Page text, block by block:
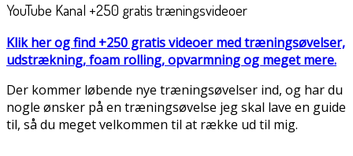
YouTube Kanal +250 gratis træningsvideoer
Klik her og find +250 gratis videoer med træningsøvelser,
udstrækning, foam rolling, opvarmning og meget mere.
Der kommer løbende nye træningsøvelser ind, og har du
nogle ønsker på en træningsøvelse jeg skal lave en guide
til, så du meget velkommen til at række ud til mig.